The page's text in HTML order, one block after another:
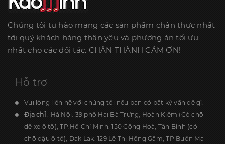
Chúng tôi tự hào mang các sản phẩm chân thực nhất
tới quý khách hàng thân yêu và phương án tối ưu
nhất cho các đối tác. CHÂN THÀNH CẢM ƠN!
Hỗ trợ
Vui lòng liên hệ với chúng tôi nếu bạn có bất kỳ vấn đề gì.
Địa chỉ: Hà Nội: 39 phố Hai Bà Trưng, Hoàn Kiếm (Có chỗ
để xe ô tô); TP.Hồ Chí Minh: 150 Cộng Hoà, Tân Bình (có
chỗ đậu ô tô); Dak Lak: 129 Lê Thị Hồng Gấm, TP Buôn Ma